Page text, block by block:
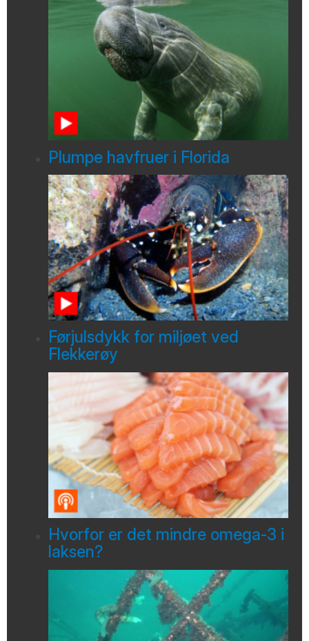
Plumpe havfruer i Florida
Førjulsdykk for miljøet ved
Flekkerøy
Hvorfor er det mindre omega-3 i
laksen?